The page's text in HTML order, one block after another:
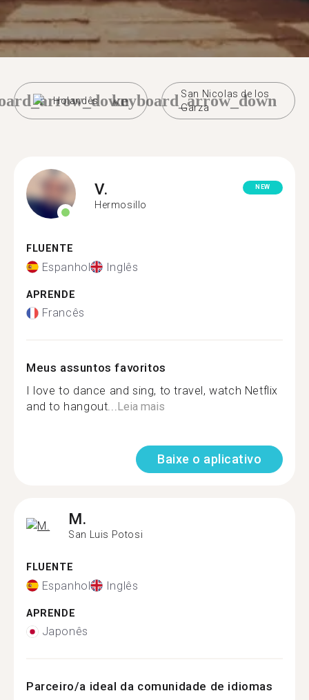
Holandês
San Nicolas de los
Garza
keyboard_arrow_down
V.
Hermosillo
NEW
FLUENTE
Espanhol Inglês
APRENDE
Francês
Meus assuntos favoritos
I love to dance and sing, to travel, watch Netflix
and to hangout...Leia mais
Baixe o aplicativo
M.
San Luis Potosi
FLUENTE
Espanhol Inglês
APRENDE
Japonês
Parceiro/a ideal da comunidade de idiomas